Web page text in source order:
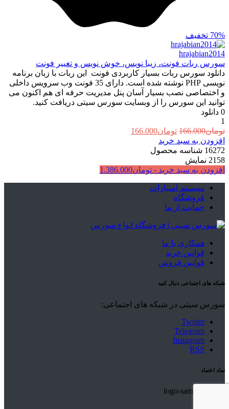
70% تخفیف
hrajabian2014
سورس ربات فونت، زیبا نویس، خوش نویس و تغییر فونت
دانلود سورس ربات بسیار کاربردی فونت این ربات با زبان برنامه
نویسی PHP نوشته شده است. دارای 35 فونت وب سرویس داخلی
و اختصاصی نصب بسیار آسان پنل مدیریت حرفه ای هم اکنون می
توانید این سورس را از وبسایت سورس سیتی دریافت کنید.
0 دانلود
1
تومان166.000 قیمت
اصلی:
تومان166.000
تومان166.000
افزودن به سبد خرید
16272 شناسه محصول
2158 نمایش
افزودن به سبد خرید - تومان1.386.000
سیستم امتیازات
فروشگاه
حمایت از ما
همکاری با ما
قوانین خرید
قوانین فروش
شبکه های اجتماعی دنبال کنید
سورس سیتی در شبکه های اجتماعی:
Twitter
Telegram
Instagram
RSS
نماد اعتماد